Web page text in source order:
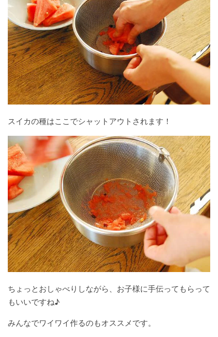
スイカの種はここでシャットアウトされます！
ちょっとおしゃべりしながら、お子様に手伝ってもらって
もいいですね♪
みんなでワイワイ作るのもオススメです。